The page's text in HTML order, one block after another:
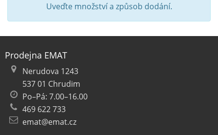
Uveďte množství a způsob dodání.
Prodejna EMAT
Nerudova 1243
537 01 Chrudim
Po–Pá: 7.00–16.00
469 622 733
emat@emat.cz